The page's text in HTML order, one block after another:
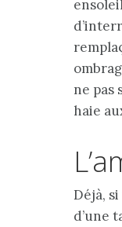
ne pas
haie
Déjà,
d’une